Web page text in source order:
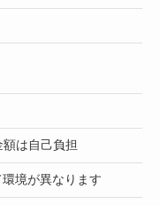
は自己負担
境が異なります